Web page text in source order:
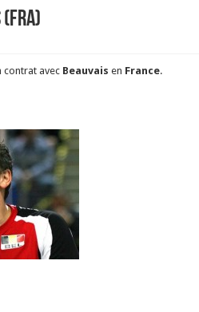
contrat avec Beauvais en France.